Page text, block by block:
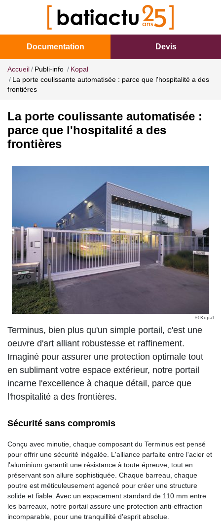
Documentation Devis
Accueil Publi-info
Kopal
La porte coulissante automatisée : parce que l'hospitalité a des
frontières
La porte coulissante automatisée :
parce que l'hospitalité a des
frontières
© Kopal
Terminus, bien plus qu'un simple portail, c'est une
oeuvre d'art alliant robustesse et raffinement.
Imaginé pour assurer une protection optimale tout
en sublimant votre espace extérieur, notre portail
incarne l'excellence à chaque détail, parce que
l'hospitalité a des frontières.
Sécurité sans compromis
Conçu avec minutie, chaque composant du Terminus est pensé
pour offrir une sécurité inégalée. L'alliance parfaite entre l'acier et
l'aluminium garantit une résistance à toute épreuve, tout en
préservant son allure sophistiquée. Chaque barreau, chaque
poutre est méticuleusement agencé pour créer une structure
solide et fiable. Avec un espacement standard de 110 mm entre
les barreaux, notre portail assure une protection anti-effraction
incomparable, pour une tranquillité d'esprit absolue.